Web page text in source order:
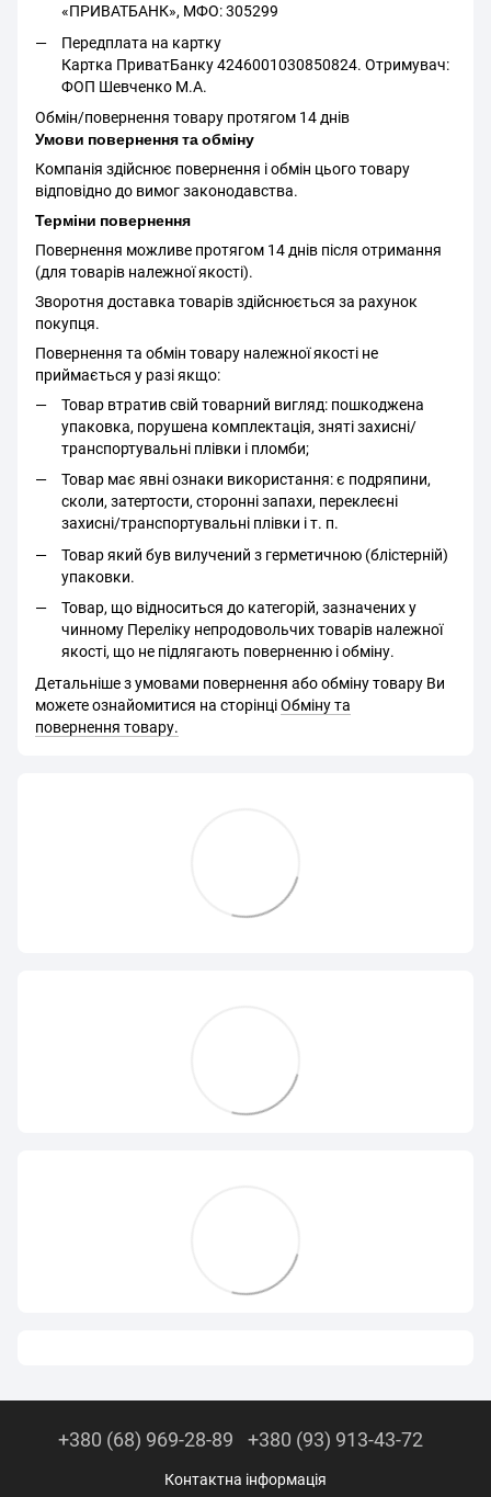
«ПРИВАТБАНК», МФО: 305299
Передплата на картку
Картка ПриватБанку 4246001030850824. Отримувач:
ФОП Шевченко М.А.
Обмін/повернення товару протягом 14 днів
Умови повернення та обміну
Компанія здійснює повернення і обмін цього товару
відповідно до вимог законодавства.
Терміни повернення
Повернення можливе протягом 14 днів після отримання
(для товарів належної якості).
Зворотня доставка товарів здійснюється за рахунок
покупця.
Повернення та обмін товару належної якості не
приймається у разі якщо:
Товар втратив свій товарний вигляд: пошкоджена
упаковка, порушена комплектація, зняті захисні/
транспортувальні плівки і пломби;
Товар має явні ознаки використання: є подряпини,
сколи, затертости, сторонні запахи, переклеєні
захисні/транспортувальні плівки і т. п.
Товар який був вилучений з герметичною (блістерній)
упаковки.
Товар, що відноситься до категорій, зазначених у
чинному Переліку непродовольчих товарів належної
якості, що не підлягають поверненню і обміну.
Детальніше з умовами повернення або обміну товару Ви
можете ознайомитися на сторінціОбміну та
повернення товару.
+380 (68) 969-28-89 +380 (93) 913-43-72
Контактна інформація